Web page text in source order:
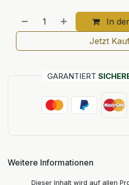
In
Jetzt
GARANTIERT
Weitere Informationen
Dieser Inhalt wird auf allen